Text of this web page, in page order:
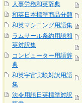
人事労務和英辞典
和英日本標準商品分類
和英マシニング用語集
ラムサール条約用語和
英対訳集
コンピューター用語辞
典
和英宇宙実験対訳用語
集
法令用語日英標準対訳